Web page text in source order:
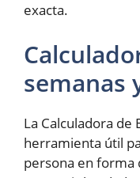
exacta.
semanas
La Calculadora de
herramienta útil
persona en forma